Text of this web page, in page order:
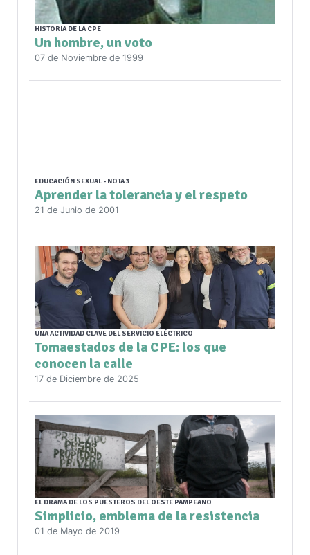
HISTORIA DE LA CPE
Un hombre, un voto
07 de Noviembre de 1999
EDUCACIÓN SEXUAL - NOTA 3
Aprender la tolerancia y el respeto
21 de Junio de 2001
UNA ACTIVIDAD CLAVE DEL SERVICIO ELÉCTRICO
Tomaestados de la CPE: los que
conocen la calle
17 de Diciembre de 2025
EL DRAMA DE LOS PUESTEROS DEL OESTE PAMPEANO
Simplicio, emblema de la resistencia
01 de Mayo de 2019